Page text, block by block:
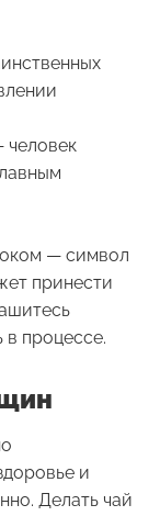
человек
— символ
принести
в процессе.
и
Делать чай